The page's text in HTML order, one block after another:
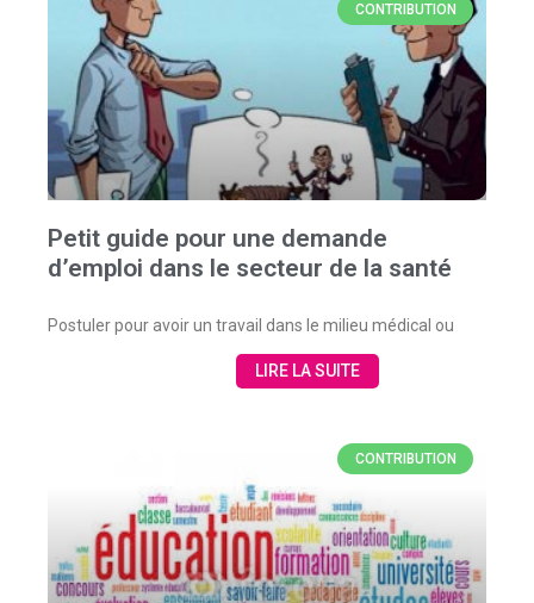
CONTRIBUTION
Petit guide pour une demande
d’emploi dans le secteur de la santé
Postuler pour avoir un travail dans le milieu médical ou
LIRE LA SUITE
CONTRIBUTION